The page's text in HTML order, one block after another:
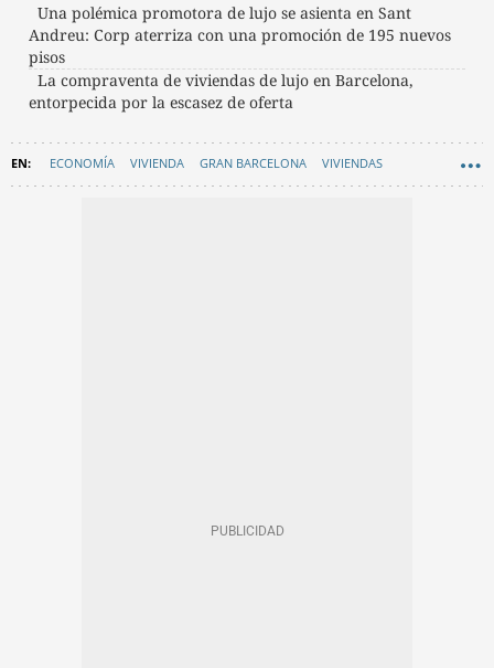
Una polémica promotora de lujo se asienta en Sant
Andreu: Corp aterriza con una promoción de 195 nuevos
pisos
La compraventa de viviendas de lujo en Barcelona,
entorpecida por la escasez de oferta
ECONOMÍA VIVIENDA GRAN BARCELONA VIVIENDAS